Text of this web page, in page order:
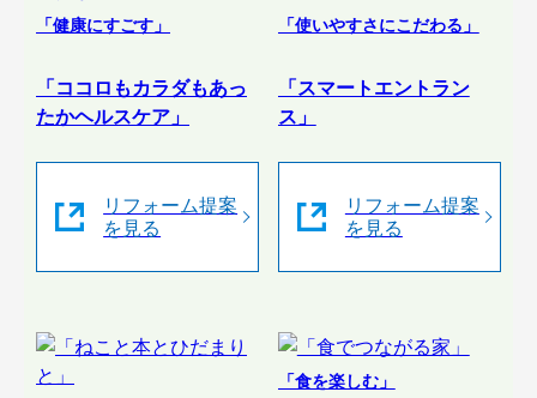
「健康にすごす」
「ココロもカラダもあっ
たかヘルスケア」
リフォーム提案
を見る
「使いやすさにこだわる」
「スマートエントラン
ス」
リフォーム提案
を見る
「食を楽しむ」